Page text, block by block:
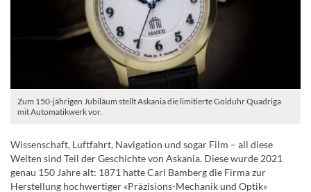
Zum 150-jährigen Jubiläum stellt Askania die limitierte Golduhr Quadriga
mit Automatikwerk vor.
Wissenschaft, Luftfahrt, Navigation und sogar Film – all diese
Welten sind Teil der Geschichte von Askania. Diese wurde 2021
genau 150 Jahre alt: 1871 hatte Carl Bamberg die Firma zur
Herstellung hochwertiger «Präzisions-Mechanik und Optik»